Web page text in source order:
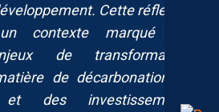
Cette réflexion
contexte marqué par
de transformation,
de décarbonation de
des investissements